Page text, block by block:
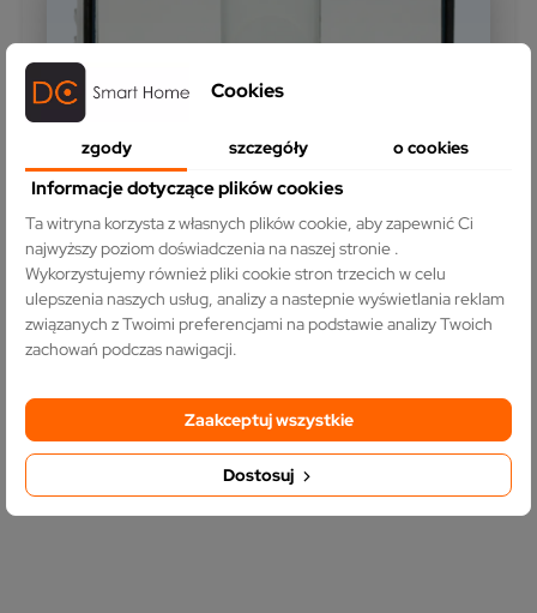
Komentarz sklepu
Twoje zadowolenie to najlepsza nagroda za naszą
pracę. Dziękujemy!
Marcin
5
Polecam, super obsługa!🔥
Opinia dotyczy podobnego produktu:Moduł
włącznika światła podwójny schodowy / krzyżowy
Bez N
6/16/2026
Cookies
zgody szczegóły o cookies
Informacje dotyczące plików cookies
Ta witryna korzysta z własnych plików cookie, aby zapewnić Ci
najwyższy poziom doświadczenia na naszej stronie .
Wykorzystujemy również pliki cookie stron trzecich w celu
ulepszenia naszych usług, analizy a nastepnie wyświetlania reklam
związanych z Twoimi preferencjami na podstawie analizy Twoich
zachowań podczas nawigacji.
Dostosuj
Zaakceptuj wszystkie